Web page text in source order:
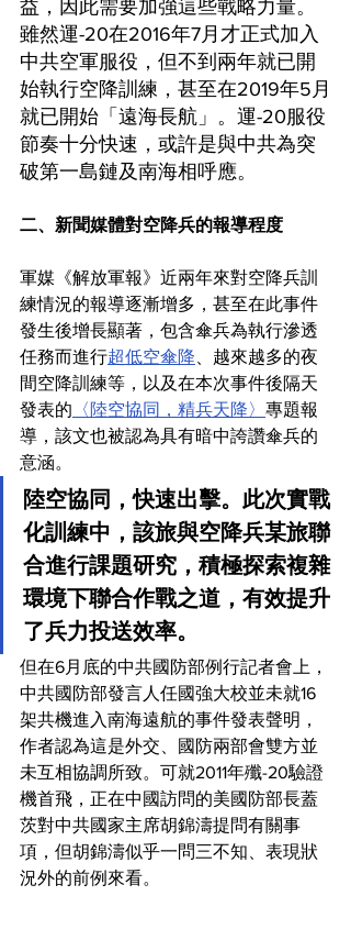
益，因此需要加強這些戰略力量。
雖然運-20在2016年7月才正式加入
中共空軍服役，但不到兩年就已開
始執行空降訓練，甚至在2019年5月
就已開始「遠海長航」。運-20服役
節奏十分快速，或許是與中共為突
破第一島鏈及南海相呼應。
二、新聞媒體對空降兵的報導程度
軍媒《解放軍報》近兩年來對空降兵訓
練情況的報導逐漸增多，甚至在此事件
發生後增長顯著，包含傘兵為執行滲透
任務而進行超低空傘降 、越來越多的夜
間空降訓練等，以及在本次事件後隔天
發表的 〈陸空協同，精兵天降〉 專題報
導，該文也被認為具有暗中誇讚傘兵的
意涵。
陸空協同，快速出擊。此次實戰
化訓練中，該旅與空降兵某旅聯
合進行課題研究，積極探索複雜
環境下聯合作戰之道，有效提升
了兵力投送效率。
但在6月底的中共國防部例行記者會上，
中共國防部發言人任國強大校並未就16
架共機進入南海遠航的事件發表聲明，
作者認為這是外交、國防兩部會雙方並
未互相協調所致。可就2011年殲-20驗證
機首飛，正在中國訪問的美國防部長蓋
茨對中共國家主席胡錦濤提問有關事
項，但胡錦濤似乎一問三不知、表現狀
況外的前例來看。